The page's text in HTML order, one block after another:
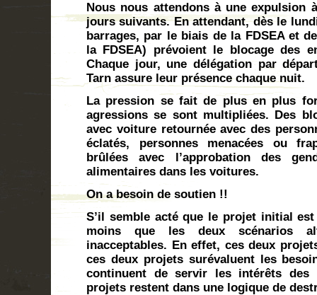
Nous nous attendons à une expulsion
jours suivants. En attendant, dès le
barrages, par le biais de la FDSEA et
la FDSEA) prévoient le blocage des
Chaque jour, une délégation par
Tarn assure leur présence chaque nuit.
La pression se fait de plus en plus
agressions se sont multipliées. Des
avec voiture retournée avec des
éclatés, personnes menacées ou
brûlées avec l’approbation des
alimentaires dans les voitures.
On a besoin de soutien !!
S’il semble acté que le projet initial
moins que les deux scénarios
inacceptables. En effet, ces deux
ces deux projets surévaluent les
continuent de servir les intérêts des
projets restent dans une logique de